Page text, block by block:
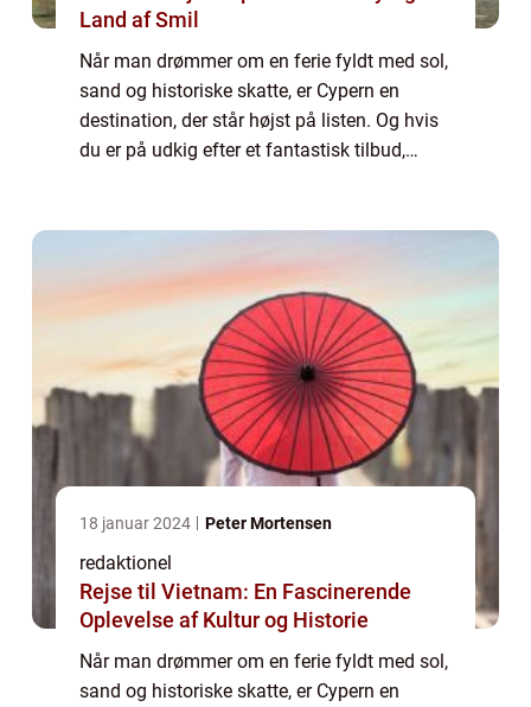
Land af Smil
Når man drømmer om en ferie fyldt med sol,
sand og historiske skatte, er Cypern en
destination, der står højst på listen. Og hvis
du er på udkig efter et fantastisk tilbud,
18 januar 2024 Peter Mortensen
redaktionel
Rejse til Vietnam: En Fascinerende
Oplevelse af Kultur og Historie
Når man drømmer om en ferie fyldt med sol,
sand og historiske skatte, er Cypern en